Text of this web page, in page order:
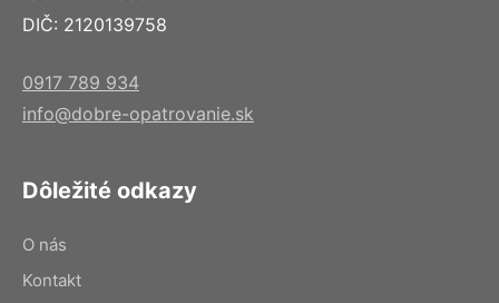
DIČ: 2120139758
0917 789 934
info@dobre-opatrovanie.sk
Dôležité odkazy
O nás
Kontakt